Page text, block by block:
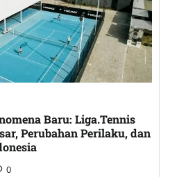
Baru: Liga.Tennis
Perubahan Perilaku, dan
0